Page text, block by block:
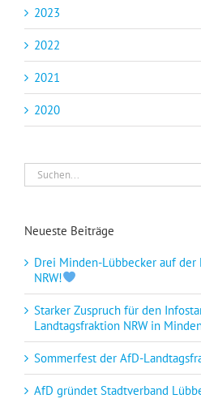
2023
2022
2021
2020
Suche
nach:
Neueste Beiträge
Drei Minden-Lübbecker auf der
NRW!
Starker Zuspruch für den
Landtagsfraktion NRW in
Sommerfest der AfD-
AfD gründet Stadtverband